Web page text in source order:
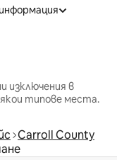
изключения в
типове места.
Carroll County